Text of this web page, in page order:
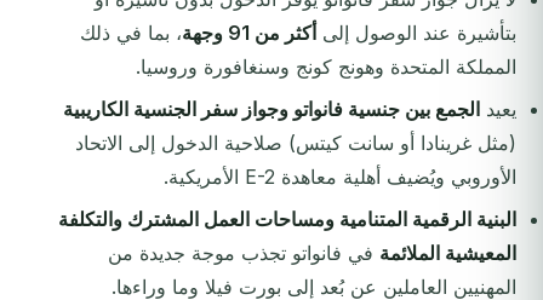
بتأشيرة عند الوصول إلى أكثر من 91 وجهة
، بما في ذلك
المملكة المتحدة وهونج كونج وسنغافورة وروسيا.
يعيد الجمع بين جنسية فانواتو وجواز سفر الجنسية الكاريبية
(مثل غرينادا أو سانت كيتس) صلاحية الدخول إلى الاتحاد
الأوروبي ويُضيف أهلية معاهدة E-2 الأمريكية.
البنية الرقمية المتنامية ومساحات العمل المشترك والتكلفة
المعيشية الملائمة في فانواتو تجذب موجة جديدة من
المهنيين العاملين عن بُعد إلى بورت فيلا وما وراءها.